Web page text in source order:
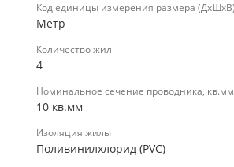
Код единицы измерения размера (ДхШхВ)
Метр
Количество жил
4
Номинальное сечение проводника, кв.мм
10 кв.мм
Изоляция жилы
Поливинилхлорид (PVC)